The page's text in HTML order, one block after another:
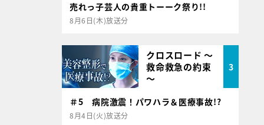
売れっ子芸人の貴重トーーク祭り!!
8月6日(木)放送分
クロスロード ～
救命救急の約束
～
3
＃5 病院激震！パワハラ＆医療事故!?
8月4日(火)放送分